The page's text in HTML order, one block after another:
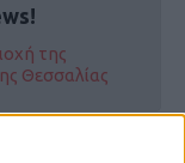
της
Θεσσαλίας